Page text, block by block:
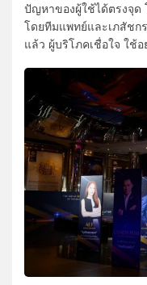
ปัญหาของผู้ใช้ได้ตรงจุด
โดยทีมแพทย์และเภสัชก
แล้ว ผู้บริโภคเชื่อใจ ใช้อ